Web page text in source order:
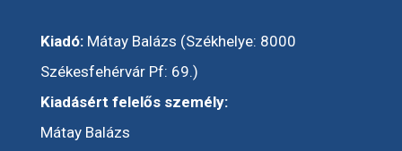
Kiadó:Mátay Balázs (Székhelye: 8000
Székesfehérvár Pf: 69.)
Kiadásért felelős személy:
Mátay Balázs